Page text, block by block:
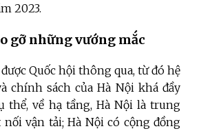
2023.
gỡ những vướng mắc
Quốc hội thông qua, từ đó hệ
chính sách của Hà Nội khá đầy
thể, về hạ tầng, Hà Nội là trung
vận tải; Hà Nội có cộng đồng